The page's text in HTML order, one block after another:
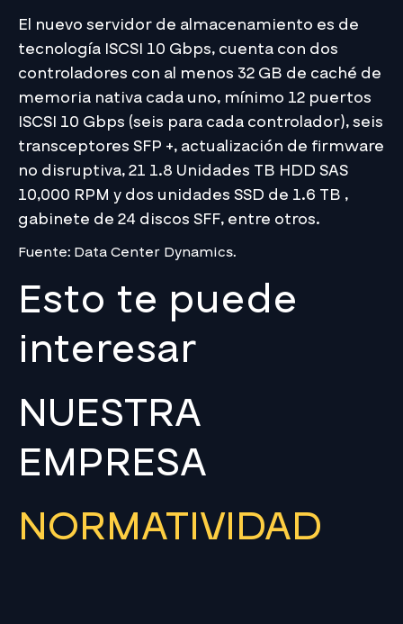
El nuevo servidor de almacenamiento es de
tecnología ISCSI 10 Gbps, cuenta con dos
controladores con al menos 32 GB de caché de
memoria nativa cada uno, mínimo 12 puertos
ISCSI 10 Gbps (seis para cada controlador), seis
transceptores SFP +, actualización de firmware
no disruptiva, 21 1.8 Unidades TB HDD SAS
10,000 RPM y dos unidades SSD de 1.6 TB ,
gabinete de 24 discos SFF, entre otros.
Fuente: Data Center Dynamics.
Esto te puede
interesar
NUESTRA
EMPRESA
NORMATIVIDAD